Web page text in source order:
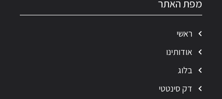
מפת האתר
ראשי
אודותינו
בלוג
דק סינטטי